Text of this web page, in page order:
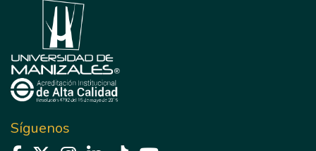
Síguenos